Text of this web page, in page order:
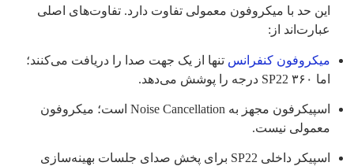
این حد با میکروفون معمولی تفاوت دارد. تفاوت‌های اصلی
عبارت‌اند از:
میکروفون‌ کنفرانس تنها از یک جهت صدا را دریافت می‌کنند؛
اما SP22 ۳۶۰ درجه را پوشش می‌دهد.
اسپیکرفون مجهز به Noise Cancellation است؛ میکروفون
معمولی نیست.
اسپیکر داخلی SP22 برای پخش صدای جلسات بهینه‌سازی